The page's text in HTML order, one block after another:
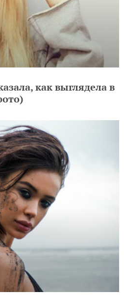
как выглядела в